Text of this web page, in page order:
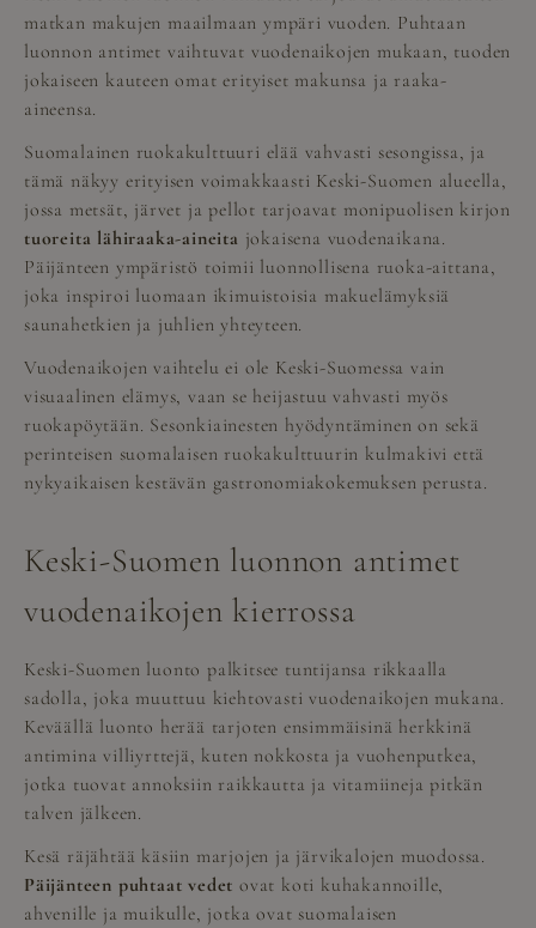
matkan makujen maailmaan ympäri vuoden. Puhtaan
luonnon antimet vaihtuvat vuodenaikojen mukaan, tuoden
jokaiseen kauteen omat erityiset makunsa ja raaka-
aineensa.
Suomalainen ruokakulttuuri elää vahvasti sesongissa, ja
tämä näkyy erityisen voimakkaasti Keski-Suomen alueella,
jossa metsät, järvet ja pellot tarjoavat monipuolisen kirjon
tuoreita lähiraaka-aineita jokaisena vuodenaikana.
Päijänteen ympäristö toimii luonnollisena ruoka-aittana,
joka inspiroi luomaan ikimuistoisia makuelämyksiä
saunahetkien ja juhlien yhteyteen.
Vuodenaikojen vaihtelu ei ole Keski-Suomessa vain
visuaalinen elämys, vaan se heijastuu vahvasti myös
ruokapöytään. Sesonkiainesten hyödyntäminen on sekä
perinteisen suomalaisen ruokakulttuurin kulmakivi että
nykyaikaisen kestävän gastronomiakokemuksen perusta.
Keski-Suomen luonnon antimet
vuodenaikojen kierrossa
Keski-Suomen luonto palkitsee tuntijansa rikkaalla
sadolla, joka muuttuu kiehtovasti vuodenaikojen mukana.
Keväällä luonto herää tarjoten ensimmäisinä herkkinä
antimina villiyrttejä, kuten nokkosta ja vuohenputkea,
jotka tuovat annoksiin raikkautta ja vitamiineja pitkän
talven jälkeen.
Kesä räjähtää käsiin marjojen ja järvikalojen muodossa.
Päijänteen puhtaat vedet ovat koti kuhakannoille,
ahvenille ja muikulle, jotka ovat suomalaisen